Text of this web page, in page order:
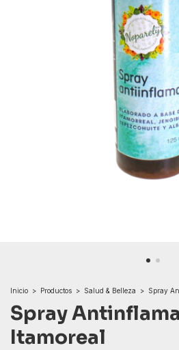
Inicio > Productos > Salud & Belleza > Spray
Spray
Itamoreal